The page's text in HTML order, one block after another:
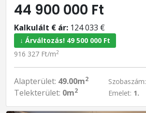
44 900 000 Ft
Kalkulált € ár: 124 033 €
↓ Árváltozás! 49 500 000 Ft
916 327 Ft/m2
Alapterület: 49.00m2
Telekterület: 0m2
Szobaszám:
Emelet: 1.